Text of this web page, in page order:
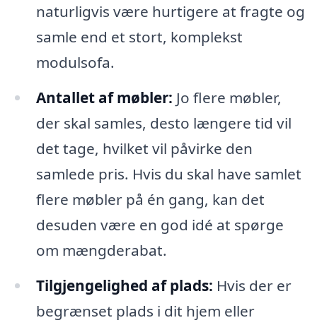
naturligvis være hurtigere at fragte og
samle end et stort, komplekst
modulsofa.
Antallet af møbler: Jo flere møbler,
der skal samles, desto længere tid vil
det tage, hvilket vil påvirke den
samlede pris. Hvis du skal have samlet
flere møbler på én gang, kan det
desuden være en god idé at spørge
om mængderabat.
Tilgjengelighed af plads: Hvis der er
begrænset plads i dit hjem eller